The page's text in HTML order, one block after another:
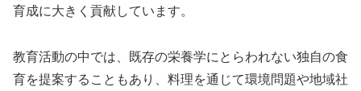
育成に大きく貢献しています。
教育活動の中では、既存の栄養学にとらわれない独自の食
育を提案することもあり、料理を通じて環境問題や地域社